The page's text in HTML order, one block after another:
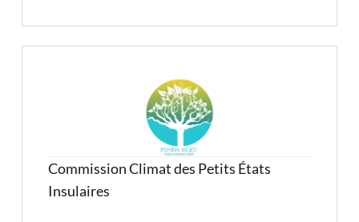
Commission Climat des Petits États
Insulaires